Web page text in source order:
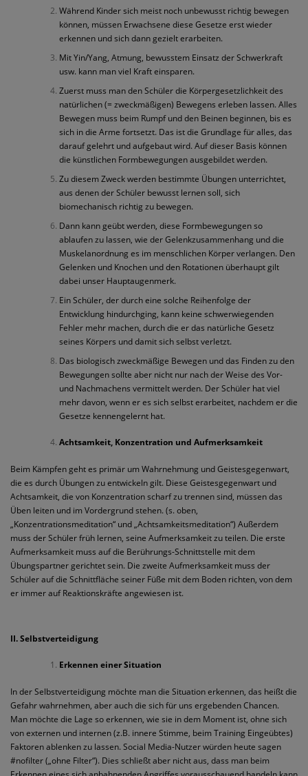
Während Kinder sich meist noch unbewusst richtig bewegen
können, müssen Erwachsene diese Gesetze erst wieder
erkennen und sich dann gezielt erarbeiten.
Mit Yin/Yang, Atmung, bewusstem Einsatz der Schwerkraft
usw. kann man viel Kraft einsparen.
Zuerst muss man den Schüler die Körpergesetzlichkeit des
natürlichen (= zweckmäßigen) Bewegens erleben lassen. Alles
Bewegen muss beim Rumpf und den Beinen beginnen, bis es
sich in die Arme fortsetzt. Das ist die Grundlage für alles, das
darauf gelehrt und aufgebaut wird. Auf dieser Basis können
die künstlichen Formbewegungen ausgebildet werden.
Zu diesem Zweck werden bestimmte Übungen unterrichtet,
aus denen der Schüler bewusst lernen soll, sich
biomechanisch richtig zu bewegen.
Dann kann geübt werden, diese Formbewegungen so
ablaufen zu lassen, wie der Gelenkzusammenhang und die
Muskelanordnung es im menschlichen Körper verlangen. Den
Gelenken und Knochen und den Rotationen überhaupt gilt
dabei unser Hauptaugenmerk.
Ein Schüler, der durch eine solche Reihenfolge der
Entwicklung hindurchging, kann keine schwerwiegenden
Fehler mehr machen, durch die er das natürliche Gesetz
seines Körpers und damit sich selbst verletzt.
Das biologisch zweckmäßige Bewegen und das Finden zu den
Bewegungen sollte aber nicht nur nach der Weise des Vor-
und Nachmachens vermittelt werden. Der Schüler hat viel
mehr davon, wenn er es sich selbst erarbeitet, nachdem er die
Gesetze kennengelernt hat.
Achtsamkeit, Konzentration und Aufmerksamkeit
Beim Kämpfen geht es primär um Wahrnehmung und Geistesgegenwart,
die es durch Übungen zu entwickeln gilt. Diese Geistesgegenwart und
Achtsamkeit, die von Konzentration scharf zu trennen sind, müssen das
Üben leiten und im Vordergrund stehen. (s. oben,
„Konzentrationsmeditation“ und „Achtsamkeitsmeditation“) Außerdem
muss der Schüler früh lernen, seine Aufmerksamkeit zu teilen. Die erste
Aufmerksamkeit muss auf die Berührungs-Schnittstelle mit dem
Übungspartner gerichtet sein. Die zweite Aufmerksamkeit muss der
Schüler auf die Schnittfläche seiner Füße mit dem Boden richten, von dem
er immer auf Reaktionskräfte angewiesen ist.
II. Selbstverteidigung
Erkennen einer Situation
In der Selbstverteidigung möchte man die Situation erkennen, das heißt die
Gefahr wahrnehmen, aber auch die sich für uns ergebenden Chancen.
Man möchte die Lage so erkennen, wie sie in dem Moment ist, ohne sich
von externen und internen (z.B. innere Stimme, beim Training Eingeübtes)
Faktoren ablenken zu lassen. Social Media-Nutzer würden heute sagen
#nofilter („ohne Filter“). Dies schließt aber nicht aus, dass man beim